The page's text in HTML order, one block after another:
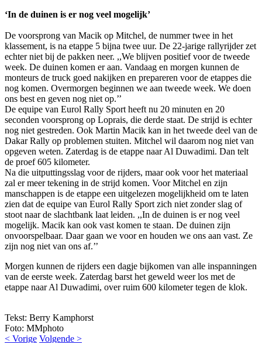
‘In de duinen is er nog veel mogelijk’
De voorsprong van Macik op Mitchel, de nummer twee in het
klassement, is na etappe 5 bijna twee uur. De 22-jarige rallyrijder zet
echter niet bij de pakken neer. ,,We blijven positief voor de tweede
week. De duinen komen er aan. Vandaag en morgen kunnen de
monteurs de truck goed nakijken en prepareren voor de etappes die
nog komen. Overmorgen beginnen we aan tweede week. We doen
ons best en geven nog niet op.’’
De equipe van Eurol Rally Sport heeft nu 20 minuten en 20
seconden voorsprong op Loprais, die derde staat. De strijd is echter
nog niet gestreden. Ook Martin Macik kan in het tweede deel van de
Dakar Rally op problemen stuiten. Mitchel wil daarom nog niet van
opgeven weten. Zaterdag is de etappe naar Al Duwadimi. Dan telt
de proef 605 kilometer.
Na die uitputtingsslag voor de rijders, maar ook voor het materiaal
zal er meer tekening in de strijd komen. Voor Mitchel en zijn
manschappen is de etappe een uitgelezen mogelijkheid om te laten
zien dat de equipe van Eurol Rally Sport zich niet zonder slag of
stoot naar de slachtbank laat leiden. ,,In de duinen is er nog veel
mogelijk. Macik kan ook vast komen te staan. De duinen zijn
onvoorspelbaar. Daar gaan we voor en houden we ons aan vast. Ze
zijn nog niet van ons af.’’
Morgen kunnen de rijders een dagje bijkomen van alle inspanningen
van de eerste week. Zaterdag barst het geweld weer los met de
etappe naar Al Duwadimi, over ruim 600 kilometer tegen de klok.
Tekst: Berry Kamphorst
Foto: MMphoto
< Vorige Volgende >